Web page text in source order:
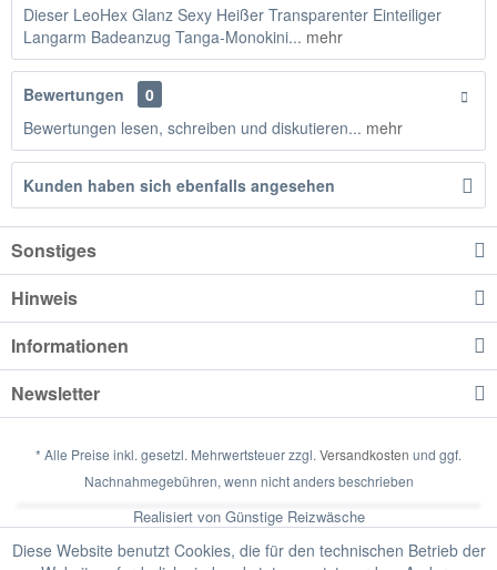
Dieser LeoHex Glanz Sexy Heißer Transparenter Einteiliger
Langarm Badeanzug Tanga-Monokini... mehr
Bewertungen
0
Bewertungen lesen, schreiben und diskutieren... mehr
Kunden haben sich ebenfalls angesehen
Sonstiges
Hinweis
Informationen
Newsletter
* Alle Preise inkl. gesetzl. Mehrwertsteuer zzgl. Versandkosten und ggf.
Nachnahmegebühren, wenn nicht anders beschrieben
Realisiert von Günstige Reizwäsche
Diese Website benutzt Cookies, die für den technischen Betrieb der